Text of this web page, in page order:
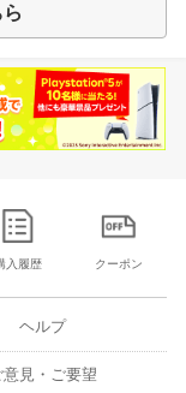
入履歴 クーポン
ヘルプ
意見・ご要望